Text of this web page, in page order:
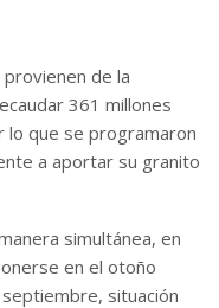
provienen de la
361 millones
lo que se programaron
a aportar su granito
simultánea, en
en el otoño
situación